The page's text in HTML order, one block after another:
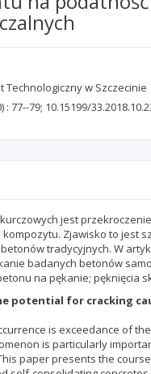
w Szczecinie
: 77--79; 10.15199/
jest
Zjawisko to jest
tradycyjnych. W
badanych betonów
na pękanie; pęknięcia
potential for cracking
is exceedance of
is particularly
paper presents the